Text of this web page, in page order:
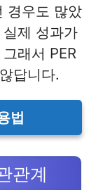
경우도 많았
제 성과가
래서 PER
답니다.
법
관계